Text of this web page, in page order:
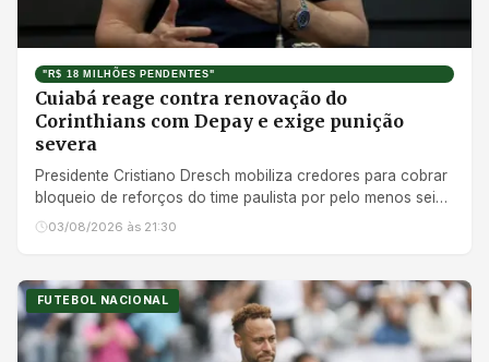
"R$ 18 MILHÕES PENDENTES"
Cuiabá reage contra renovação do
Corinthians com Depay e exige punição
severa
Presidente Cristiano Dresch mobiliza credores para cobrar
bloqueio de reforços do time paulista por pelo menos seis
meses
03/08/2026 às 21:30
FUTEBOL NACIONAL